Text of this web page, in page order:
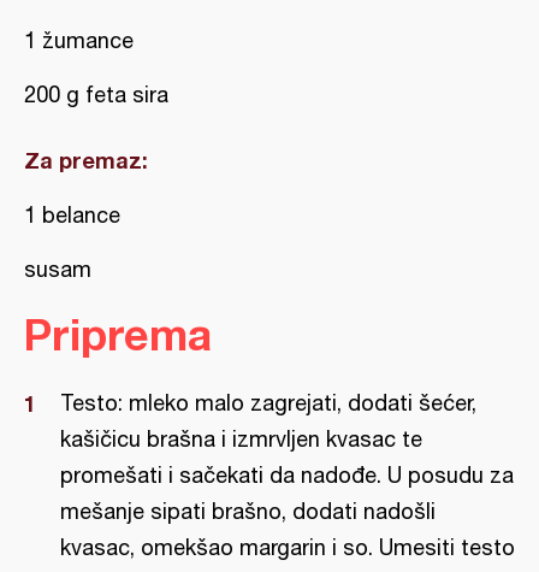
1 žumance
200 g feta sira
Za premaz:
1 belance
susam
Priprema
Testo: mleko malo zagrejati, dodati šećer,
kašičicu brašna i izmrvljen kvasac te
promešati i sačekati da nadođe. U posudu za
mešanje sipati brašno, dodati nadošli
kvasac, omekšao margarin i so. Umesiti testo